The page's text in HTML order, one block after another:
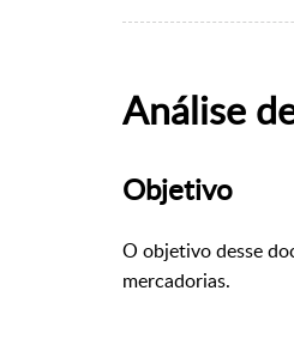
Análise
Objetivo
O objetivo desse
mercadorias.